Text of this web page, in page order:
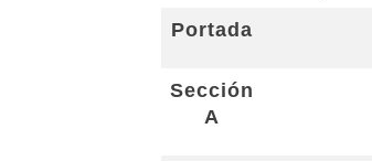
Portada
Sección
A